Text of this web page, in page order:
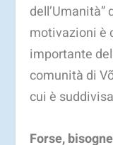
dell’Umanità”
motivazioni è
importante
comunità di
cui è
Forse,